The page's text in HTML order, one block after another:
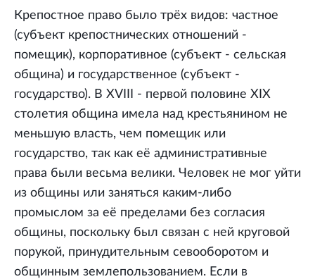
Крепостное право было трёх видов: частное
(субъект крепостнических отношений -
помещик), корпоративное (субъект - сельская
община) и государственное (субъект -
государство). В XVIII - первой половине XIX
столетия община имела над крестьянином не
меньшую власть, чем помещик или
государство, так как её административные
права были весьма велики. Человек не мог уйти
из общины или заняться каким-либо
промыслом за её пределами без согласия
общины, поскольку был связан с ней круговой
порукой, принудительным севооборотом и
общинным землепользованием. Если в